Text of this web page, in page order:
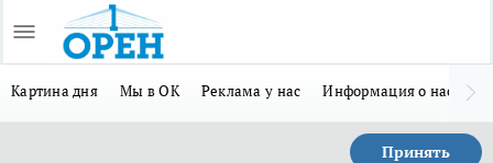
Картина дня Мы в ОК Реклама у нас Информация о нас
Принять